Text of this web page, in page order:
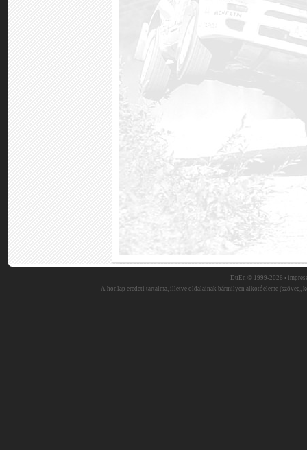
DuEn © 1999-2026 •
A honlap eredeti tartalma, illetve oldalainak bármilyen alkotóeleme (szöveg,